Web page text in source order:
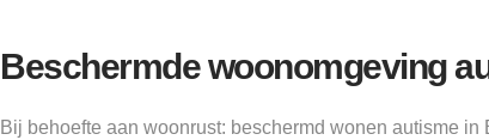
Beschermde woonomgeving
Bij behoefte aan woonrust: beschermd wonen autisme